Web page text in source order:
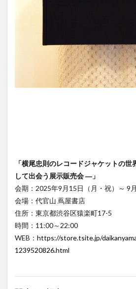
「横尾忠則のレコードジャケットの
して出会う展示販売会 ―」
会期：2025年9月15日（月・祝）～ 9
会場：代官山 蔦屋書店
住所：東京都渋谷区猿楽町17-5
時間：11:00～22:00
WEB： https://store.tsite.jp/
1239520826.html